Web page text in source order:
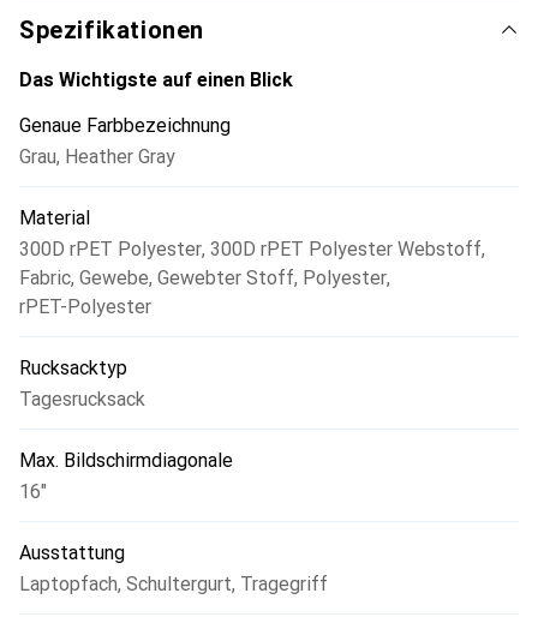
Spezifikationen
Das Wichtigste auf einen Blick
Genaue Farbbezeichnung
Grau, Heather Gray
Material
300D rPET Polyester, 300D rPET Polyester Webstoff,
Fabric, Gewebe, Gewebter Stoff, Polyester,
rPET-Polyester
Rucksacktyp
Tagesrucksack
Max. Bildschirmdiagonale
16"
Ausstattung
Laptopfach, Schultergurt, Tragegriff